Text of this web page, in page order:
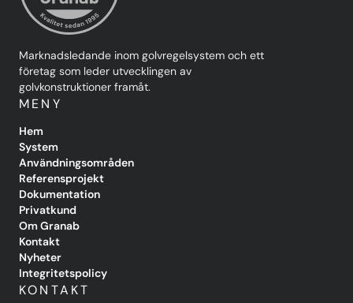
Marknadsledande inom golvregelsystem och ett
företag som leder utvecklingen av
golvkonstruktioner framåt.
MENY
Hem
System
Användningsområden
Referensprojekt
Dokumentation
Privatkund
Om Granab
Kontakt
Nyheter
Integritetspolicy
KONTAKT